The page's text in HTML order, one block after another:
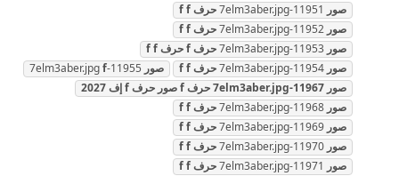
صور
حرف ff
صور
حرف ff
صور
حرفfحرف ff
صور
حرف ff صور
f
صور 11967-7elm3aber.jpg حرفfصور حرفfإف2027
صور
حرف ff
صور
حرف ff
صور
حرف ff
صور
حرف ff